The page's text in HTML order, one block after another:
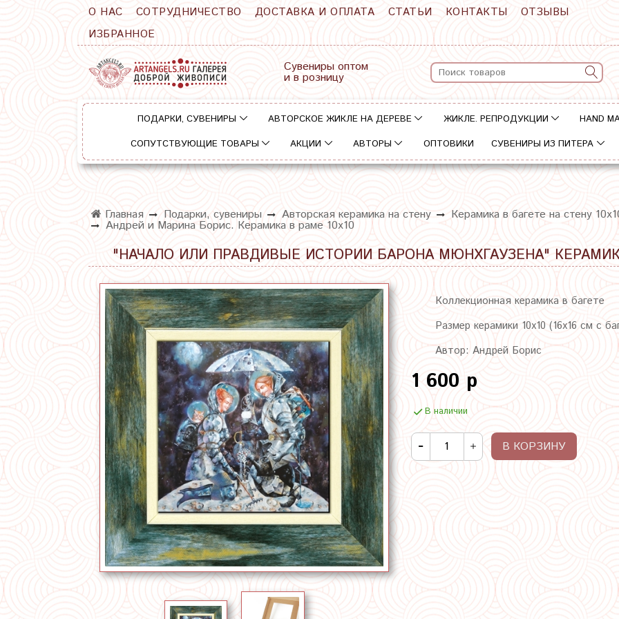
О НАС СОТРУДНИЧЕСТВО ДОСТАВКА И ОПЛАТА СТАТЬИ КОНТАКТЫ
ОТЗЫВЫ
ИЗБРАННОЕ
Сувениры оптом
и в розницу
ПОДАРКИ, СУВЕНИРЫ АВТОРСКОЕ ЖИКЛЕ НА ДЕРЕВЕ ЖИКЛЕ. РЕПРОДУКЦИИ
HAND
СОПУТСТВУЮЩИЕ ТОВАРЫ
АКЦИИ АВТОРЫ ОПТОВИКИ СУВЕНИРЫ ИЗ ПИТЕРА
Главная Подарки, сувениры Авторская керамика на стену Керамика в багете на стену
Андрей и Марина Борис. Керамика в раме 10х10
"НАЧАЛО ИЛИ ПРАВДИВЫЕ ИСТОРИИ БАРОНА МЮНХГАУЗЕНА"
Коллекционная керамика в багете
Размер керамики 10х10 (16х16 см с
Автор: Андрей Борис
1 600 р
В наличии
В КОРЗИНУ